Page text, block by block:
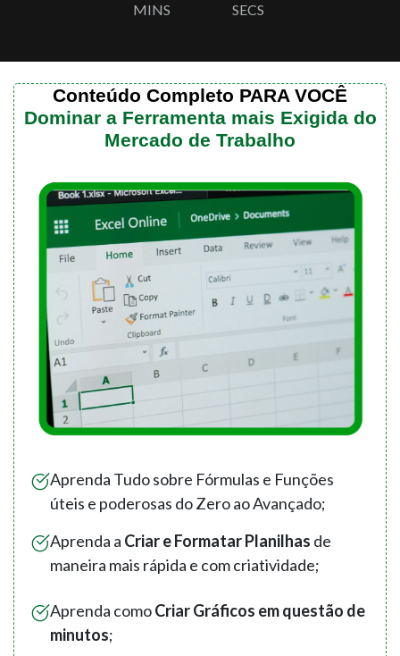
MINS SECS
Conteúdo Completo PARA VOCÊ
Dominar a Ferramenta mais Exigida do
Mercado de Trabalho
Aprenda Tudo sobre Fórmulas e Funções
úteis e poderosas do Zero ao Avançado;
Aprenda a Criar e Formatar Planilhas de
maneira mais rápida e com criatividade;
Aprenda comoCriar Gráficos em questão de
minutos;